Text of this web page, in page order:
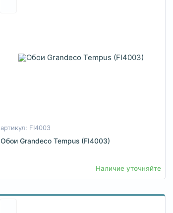
артикул: FI4003
Обои Grandeco Tempus (FI4003)
Наличие уточняйте